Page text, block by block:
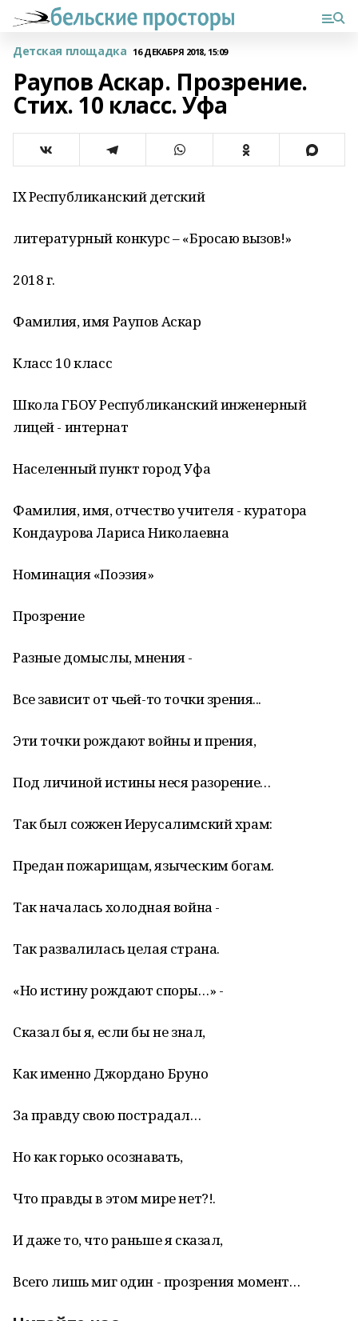
Детская площадка 16 ДЕКАБРЯ 2018, 15:09
Раупов Аскар. Прозрение.
Стих. 10 класс. Уфа
IХ Республиканский детский
литературный конкурс – «Бросаю вызов!»
2018 г.
Фамилия, имя Раупов Аскар
Класс 10 класс
Школа ГБОУ Республиканский инженерный
лицей - интернат
Населенный пункт город Уфа
Фамилия, имя, отчество учителя - куратора
Кондаурова Лариса Николаевна
Номинация «Поэзия»
Прозрение
Разные домыслы, мнения -
Все зависит от чьей-то точки зрения...
Эти точки рождают войны и прения,
Под личиной истины неся разорение…
Так был сожжен Иерусалимский храм:
Предан пожарищам, языческим богам.
Так началась холодная война -
Так развалилась целая страна.
«Но истину рождают споры…» -
Сказал бы я, если бы не знал,
Как именно Джордано Бруно
За правду свою пострадал…
Но как горько осознавать,
Что правды в этом мире нет?!.
И даже то, что раньше я сказал,
Всего лишь миг один - прозрения момент…